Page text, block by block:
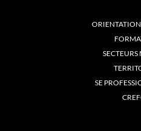
SECTEURS
SE